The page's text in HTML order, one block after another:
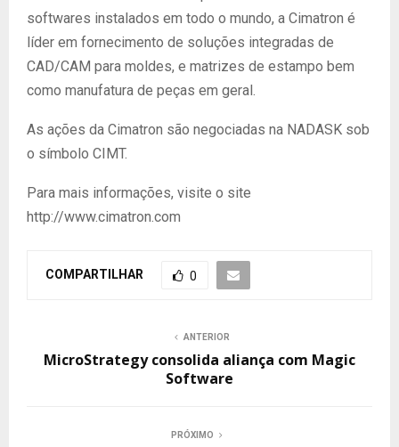
softwares instalados em todo o mundo, a Cimatron é
líder em fornecimento de soluções integradas de
CAD/CAM para moldes, e matrizes de estampo bem
como manufatura de peças em geral.
As ações da Cimatron são negociadas na NADASK sob
o símbolo CIMT.
Para mais informações, visite o site
http://www.cimatron.com
COMPARTILHAR 0
ANTERIOR
MicroStrategy consolida aliança com Magic
Software
PRÓXIMO